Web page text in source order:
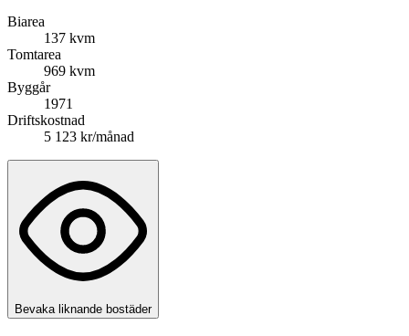
Biarea
137 kvm
Tomtarea
969 kvm
Byggår
1971
Driftskostnad
5 123 kr/månad
Bevaka liknande bostäder